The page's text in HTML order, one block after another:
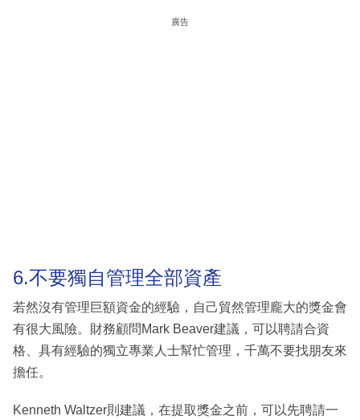
廣告
6.不要獨自管理全部資產
若然沒有管理巨額資金的經驗，自己貿然管理龐大的獎金會
有很大風險。財務顧問Mark Beaver建議，可以聘請合資
格、具有經驗的獨立專業人士幫忙管理，千萬不要找朋友來
擔任。
Kenneth Waltzer則建議，在提取獎金之前，可以先聘請一